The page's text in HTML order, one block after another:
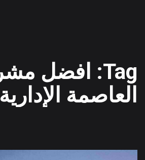
Tag: افضل مشروعات
العاصمة الإدارية